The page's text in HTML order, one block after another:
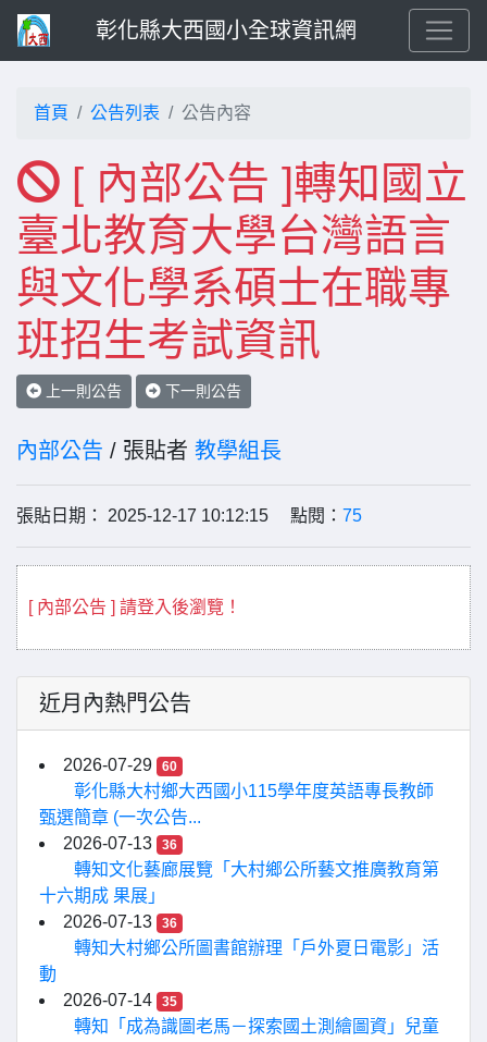
彰化縣大西國小全球資訊網
首頁 公告列表 公告內容
[ 內部公告 ]轉知國立
臺北教育大學台灣語言
與文化學系碩士在職專
班招生考試資訊
上一則公告 下一則公告
內部公告 / 張貼者 教學組長
張貼日期： 2025-12-17 10:12:15 點閱： 75
[ 內部公告 ] 請登入後瀏覽！
近月內熱門公告
2026-07-29 60
彰化縣大村鄉大西國小115學年度英語專長教師
甄選簡章 (一次公告...
2026-07-13
36
轉知文化藝廊展覽「大村鄉公所藝文推廣教育第
十六期成 果展」
2026-07-13
36
轉知大村鄉公所圖書館辦理「戶外夏日電影」活
動
2026-07-14
35
轉知「成為識圖老馬－探索國土測繪圖資」兒童